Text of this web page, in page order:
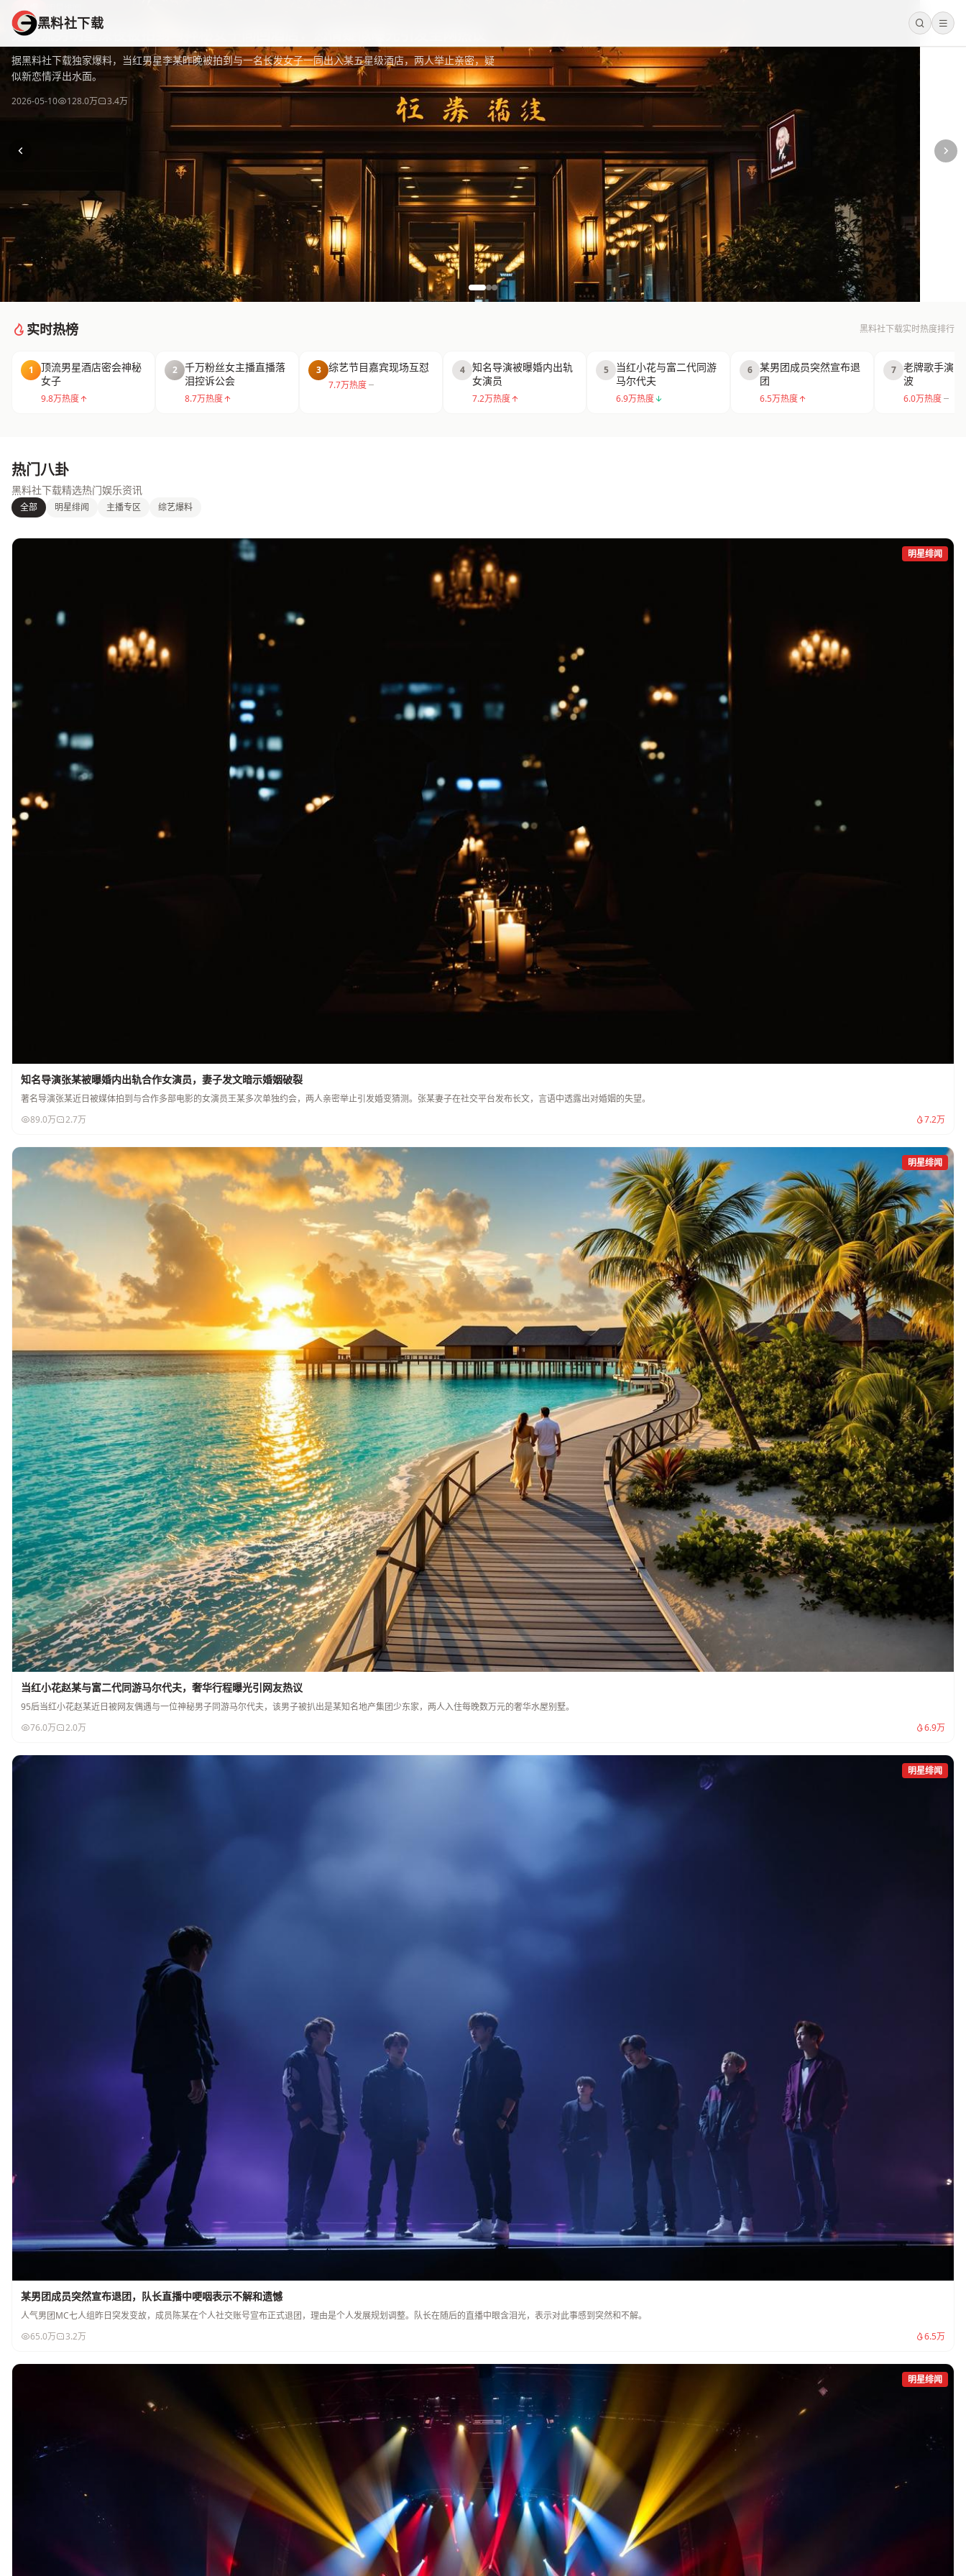
黑料社下载
黑料社下载
黑料社下载 - 全网热门黑料资源免费下载平台，海量独家爆料内容一键获取更新最快
某顶流男明星深夜被拍到与神秘女子同回酒店，恋情疑似曝光引发全网热议
据黑料社下载独家爆料，当红男星李某昨晚被拍到与一名长发女子一同出入某五星级酒店，两人举止亲密，疑
似新恋情浮出水面。
2026-05-10 128.0万 3.4万
实时热榜 黑料社下载实时热度排行
1
顶流男星酒店密会神秘
女子
9.8万热度
2
千万粉丝女主播直播落
泪控诉公会
8.7万热度
3 综艺节目嘉宾现场互怼
7.7万热度
4
知名导演被曝婚内出轨
女演员
7.2万热度
5
当红小花与富二代同游
马尔代夫
6.9万热度
6
某男团成员突然宣布退
团
6.5万热度
7
老牌歌手演
波
6.0万热度
热门八卦
黑料社下载精选热门娱乐资讯
全部 明星绯闻 主播专区 综艺爆料
明星绯闻
知名导演张某被曝婚内出轨合作女演员，妻子发文暗示婚姻破裂
著名导演张某近日被媒体拍到与合作多部电影的女演员王某多次单独约会，两人亲密举止引发婚变猜测。张某妻子在社交平台发布长文，言语中透露出对婚姻的失望。
89.0万
2.7万 7.2万
明星绯闻
当红小花赵某与富二代同游马尔代夫，奢华行程曝光引网友热议
95后当红小花赵某近日被网友偶遇与一位神秘男子同游马尔代夫，该男子被扒出是某知名地产集团少东家，两人入住每晚数万元的奢华水屋别墅。
76.0万
2.0万 6.9万
明星绯闻
某男团成员突然宣布退团，队长直播中哽咽表示不解和遗憾
人气男团MC七人组昨日突发变故，成员陈某在个人社交账号宣布正式退团，理由是个人发展规划调整。队长在随后的直播中眼含泪光，表示对此事感到突然和不解。
65.0万
3.2万 6.5万
明星绯闻